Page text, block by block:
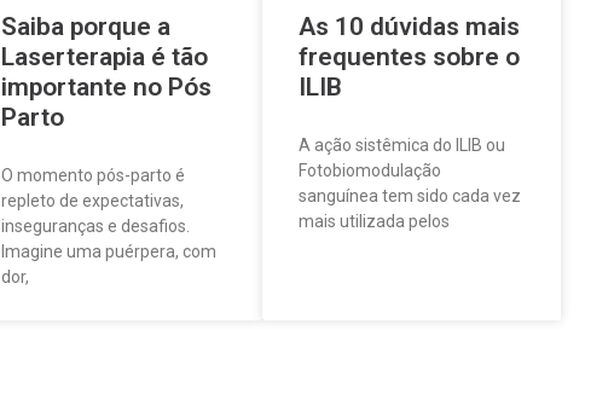
Saiba porque a
Laserterapia é tão
importante no Pós
Parto
O momento pós-parto é
repleto de expectativas,
inseguranças e desafios.
Imagine uma puérpera, com
dor,
As 10 dúvidas mais
frequentes sobre o
ILIB
A ação sistêmica do ILIB ou
Fotobiomodulação
sanguínea tem sido cada vez
mais utilizada pelos